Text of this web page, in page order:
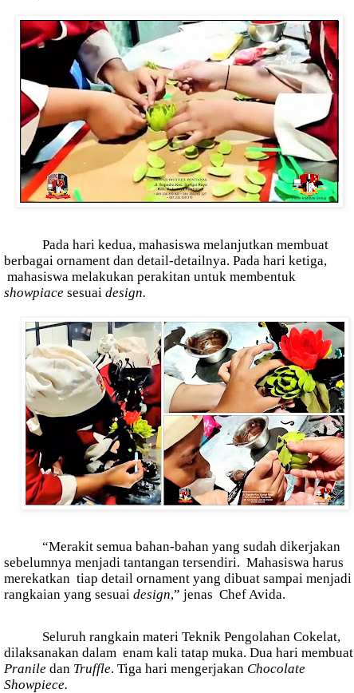
Pada hari kedua, mahasiswa melanjutkan membuat
berbagai ornament dan detail-detailnya. Pada hari ketiga,
mahasiswa melakukan perakitan untuk membentuk
showpiace sesuai design.
“Merakit semua bahan-bahan yang sudah dikerjakan
sebelumnya menjadi tantangan tersendiri. Mahasiswa harus
merekatkan tiap detail ornament yang dibuat sampai menjadi
rangkaian yang sesuai design,” jenas Chef Avida.
Seluruh rangkain materi Teknik Pengolahan Cokelat,
dilaksanakan dalam enam kali tatap muka. Dua hari membuat
Pranile dan Truffle. Tiga hari mengerjakan Chocolate
Showpiece.